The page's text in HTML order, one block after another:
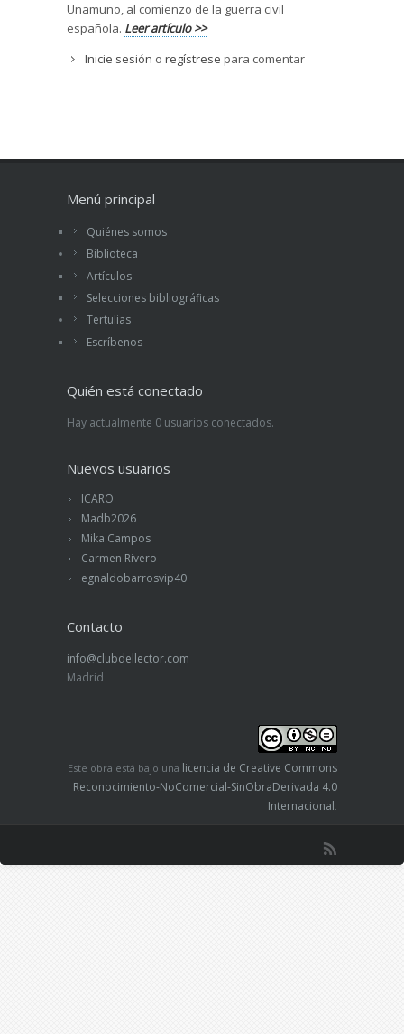
Unamuno, al comienzo de la guerra civil
española. Leer artículo >>
Inicie sesión o regístrese para comentar
Menú principal
Quiénes somos
Biblioteca
Artículos
Selecciones bibliográficas
Tertulias
Escríbenos
Quién está conectado
Hay actualmente 0 usuarios conectados.
Nuevos usuarios
ICARO
Madb2026
Mika Campos
Carmen Rivero
egnaldobarrosvip40
Contacto
info@clubdellector.com
Madrid
Este obra está bajo una licencia de Creative Commons
Reconocimiento-NoComercial-SinObraDerivada 4.0
Internacional